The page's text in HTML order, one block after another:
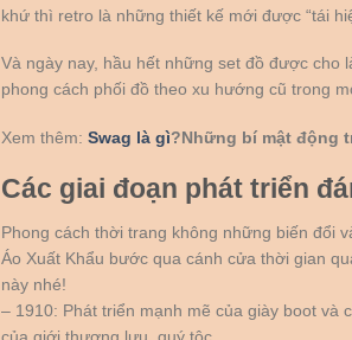
khứ thì retro là những thiết kế mới được “tái
Và ngày nay, hầu hết những set đồ được cho
phong cách phối đồ theo xu hướng cũ trong
Xem thêm: Swag là gì?Những bí mật động
Các giai đoạn phát triển
Phong cách thời trang không những biến đổi
Áo Xuất Khẩu bước qua cánh cửa thời gian
này nhé!
– 1910: Phát triển mạnh mẽ của giày boot và